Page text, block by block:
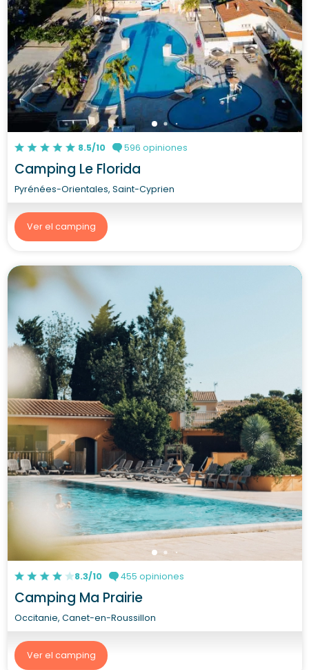
8.5/10 596 opiniones
Camping Le Florida
Pyrénées-Orientales, Saint-Cyprien
Ver el camping
8.3/10 455 opiniones
Camping Ma Prairie
Occitanie, Canet-en-Roussillon
Ver el camping